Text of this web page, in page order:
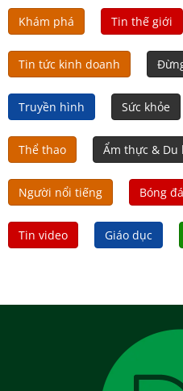
Khám phá Tin thế giới
Tin tức kinh doanh
Truyền hình Sức khỏe
Thể thao Ẩm thực & Du
Người nổi tiếng Bóng đá
Tin video Giáo dục